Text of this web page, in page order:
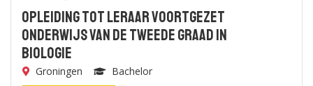
Opleiding tot leraar voortgezet
onderwijs van de tweede graad in
Biologie
Groningen Bachelor